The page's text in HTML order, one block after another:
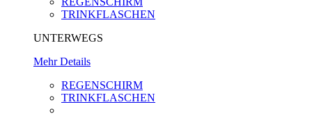
TRINKFLASCHEN
UNTERWEGS
Mehr Details
REGENSCHIRM
TRINKFLASCHEN